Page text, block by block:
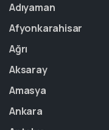
Adıyaman
Afyonkarahisar
Ağrı
Aksaray
Amasya
Ankara